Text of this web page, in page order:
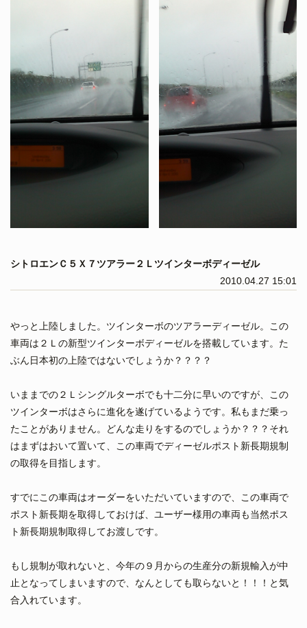
シトロエンＣ５Ｘ７ツアラー２Ｌツインターボディーゼル
2010.04.27 15:01
やっと上陸しました。ツインターボのツアラーディーゼル。この
車両は２Ｌの新型ツインターボディーゼルを搭載しています。た
ぶん日本初の上陸ではないでしょうか？？？？
いままでの２Ｌシングルターボでも十二分に早いのですが、この
ツインターボはさらに進化を遂げているようです。私もまだ乗っ
たことがありません。どんな走りをするのでしょうか？？？それ
はまずはおいて置いて、この車両でディーゼルポスト新長期規制
の取得を目指します。
すでにこの車両はオーダーをいただいていますので、この車両で
ポスト新長期を取得しておけば、ユーザー様用の車両も当然ポス
ト新長期規制取得してお渡しです。
もし規制が取れないと、今年の９月からの生産分の新規輸入が中
止となってしまいますので、なんとしても取らないと！！！と気
合入れています。